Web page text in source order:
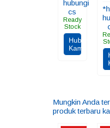
hubungi
cs
Ready
Stock
Hubungi
Kami
Mungkin Anda
produk terbaru